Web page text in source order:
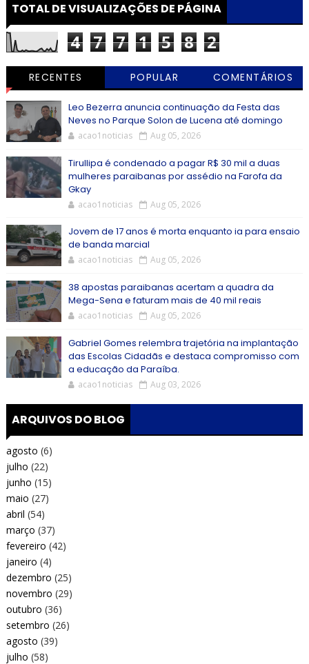
TOTAL DE VISUALIZAÇÕES DE PÁGINA
4 7 7 1 5 8 2
RECENTES POPULAR COMENTÁRIOS
Leo Bezerra anuncia continuação da Festa das
Neves no Parque Solon de Lucena até domingo
acao1noticias Aug 05, 2026
Tirullipa é condenado a pagar R$ 30 mil a duas
mulheres paraibanas por assédio na Farofa da
Gkay
acao1noticias Aug 05, 2026
Jovem de 17 anos é morta enquanto ia para ensaio
de banda marcial
acao1noticias Aug 05, 2026
38 apostas paraibanas acertam a quadra da
Mega-Sena e faturam mais de 40 mil reais
acao1noticias Aug 05, 2026
Gabriel Gomes relembra trajetória na implantação
das Escolas Cidadãs e destaca compromisso com
a educação da Paraíba.
acao1noticias Aug 03, 2026
ARQUIVOS DO BLOG
agosto (6)
julho (22)
junho (15)
maio (27)
abril (54)
março (37)
fevereiro (42)
janeiro (4)
dezembro (25)
novembro (29)
outubro (36)
setembro (26)
agosto (39)
julho (58)